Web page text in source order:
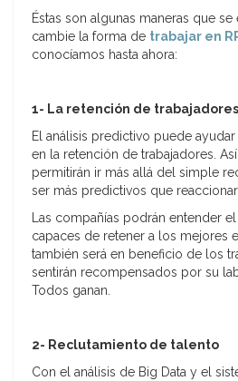
Éstas son algunas maneras que
cambie la forma de trabajar en
conocíamos hasta ahora:
1- La retención de trabajadores
El análisis predictivo puede
en la retención de trabajadores.
permitirán ir más allá del simple
ser más predictivos que
Las compañías podrán entender
capaces de retener a los mejores
también será en beneficio de los
sentirán recompensados por su
Todos ganan.
2- Reclutamiento de talento
Con el análisis de Big Data y el